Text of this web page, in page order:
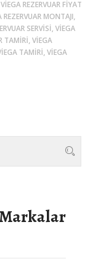
REZERVUAR FIYAT
REZERVUAR MONTAJI,
SERVISI, VIEGA
TAMIRI, VIEGA
TAMIRI, VIEGA